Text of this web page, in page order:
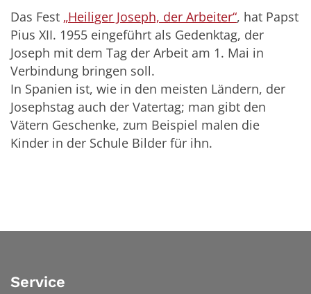
Das Fest Heiliger Joseph, der Arbeiter , hat Papst
Pius XII. 1955 eingeführt als Gedenktag, der
Joseph mit dem Tag der Arbeit am 1. Mai in
Verbindung bringen soll.
In Spanien ist, wie in den meisten Ländern, der
Josephstag auch der Vatertag; man gibt den
Vätern Geschenke, zum Beispiel malen die
Kinder in der Schule Bilder für ihn.
Service